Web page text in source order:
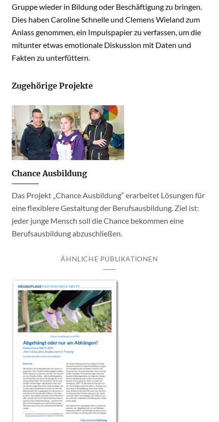
Gruppe wieder in Bildung oder Beschäftigung zu bringen.
Dies haben Caroline Schnelle und Clemens Wieland zum
Anlass genommen, ein Impulspapier zu verfassen, um die
mitunter etwas emotionale Diskussion mit Daten und
Fakten zu unterfüttern.
Zugehörige Projekte
Chance Ausbildung
Das Projekt „Chance Ausbildung“ erarbeitet Lösungen für
eine flexiblere Gestaltung der Berufsausbildung. Ziel ist:
jeder junge Mensch soll die Chance bekommen eine
Berufsausbildung abzuschließen.
ÄHNLICHE PUBLIKATIONEN